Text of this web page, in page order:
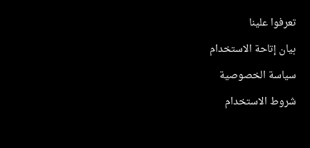
تعرفوا علينا
بيان إتاحة الاستخدام
سياسة الخصوصية
شروط الاستخدام